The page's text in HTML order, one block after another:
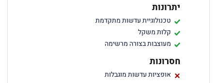
יתרונות
טכנולוגיית עדשות מתקדמת
קלות משקל
מעוצבות בצורה מרשימה
חסרונות
אופציות עדשות מוגבלות